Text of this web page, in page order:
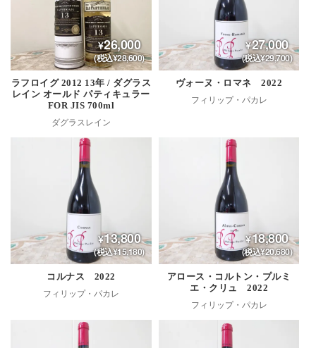
26,000
(税込¥28,600)
ラフロイグ 2012 13年 / ダグラス
レイン オールド パティキュラー
FOR JIS 700ml
ダグラスレイン
27,000
(税込¥29,700)
ヴォーヌ・ロマネ 2022
フィリップ・パカレ
13,800
(税込¥15,180)
コルナス 2022
フィリップ・パカレ
18,800
(税込¥20,680)
アロース・コルトン・プルミ
エ・クリュ 2022
フィリップ・パカレ